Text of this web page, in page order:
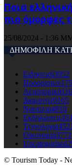
Ποια
πιο όμορφες
25/08/2024 - 1:36
ΔΗΜΟΦΙΛΗ
Ειδησεις63952
Προορισμοι
Αεροπορικά
Διαμονη10165
Ναυτιλια4818
Εκδηλώσεις
Τεχνολογια
Οικονομια3772
Uncategorised
© Tourism Today -